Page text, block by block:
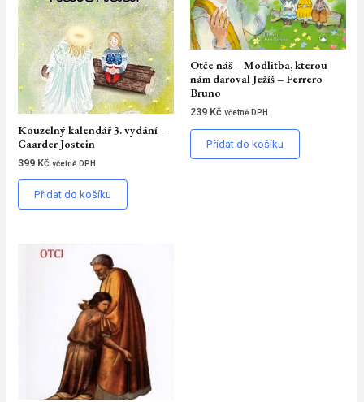
Kouzelný kalendář 3. vydání –
Gaarder Jostein
399 Kč včetně DPH
Přidat do košíku
Otče náš – Modlitba, kterou
nám daroval Ježíš – Ferrero
Bruno
239 Kč včetně DPH
Přidat do košíku